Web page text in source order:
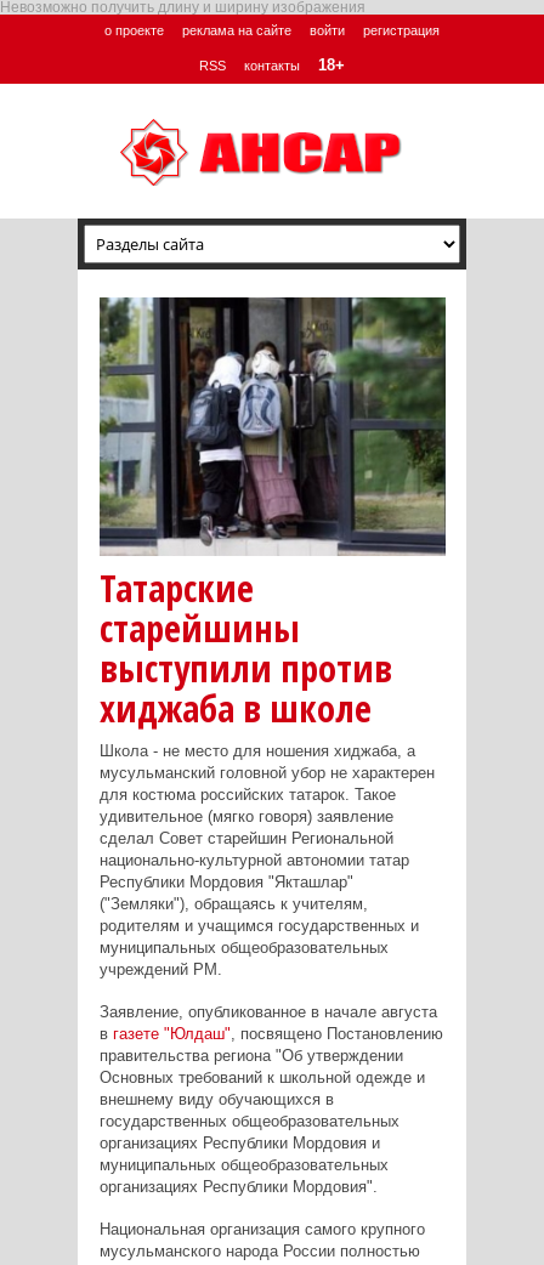
Невозможно получить длину и ширину изображения
о проекте реклама на сайте войти регистрация
RSS контакты 18+
Татарские
старейшины
выступили против
хиджаба в школе
Школа - не место для ношения хиджаба, а
мусульманский головной убор не характерен
для костюма российских татарок. Такое
удивительное (мягко говоря) заявление
сделал Совет старейшин Региональной
национально-культурной автономии татар
Республики Мордовия "Якташлар"
("Земляки"), обращаясь к учителям,
родителям и учащимся государственных и
муниципальных общеобразовательных
учреждений РМ.
Заявление, опубликованное в начале августа
в газете "Юлдаш", посвящено Постановлению
правительства региона "Об утверждении
Основных требований к школьной одежде и
внешнему виду обучающихся в
государственных общеобразовательных
организациях Республики Мордовия и
муниципальных общеобразовательных
организациях Республики Мордовия".
Национальная организация самого крупного
мусульманского народа России полностью